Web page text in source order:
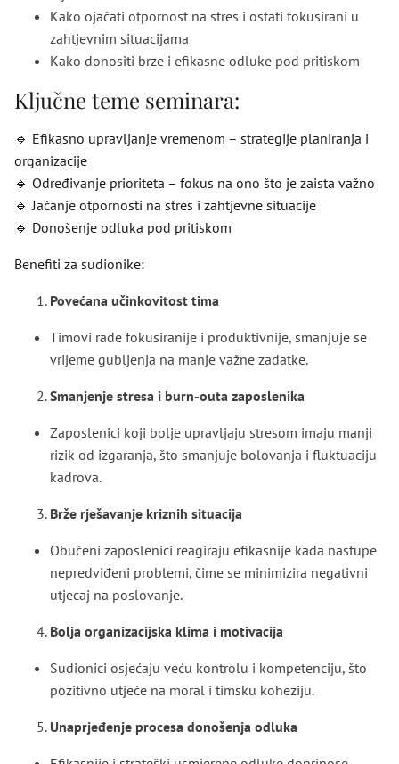
Kako ojačati otpornost na stres i ostati fokusirani u
zahtjevnim situacijama
Kako donositi brze i efikasne odluke pod pritiskom
Ključne teme seminara:
🔹 Efikasno upravljanje vremenom – strategije planiranja i
organizacije
🔹 Određivanje prioriteta – fokus na ono što je zaista važno
🔹 Jačanje otpornosti na stres i zahtjevne situacije
🔹 Donošenje odluka pod pritiskom
Benefiti za sudionike:
Povećana učinkovitost tima
Timovi rade fokusiranije i produktivnije, smanjuje se
vrijeme gubljenja na manje važne zadatke.
Smanjenje stresa i burn-outa zaposlenika
Zaposlenici koji bolje upravljaju stresom imaju manji
rizik od izgaranja, što smanjuje bolovanja i fluktuaciju
kadrova.
Brže rješavanje kriznih situacija
Obučeni zaposlenici reagiraju efikasnije kada nastupe
nepredviđeni problemi, čime se minimizira negativni
utjecaj na poslovanje.
Bolja organizacijska klima i motivacija
Sudionici osjećaju veću kontrolu i kompetenciju, što
pozitivno utječe na moral i timsku koheziju.
Unaprjeđenje procesa donošenja odluka